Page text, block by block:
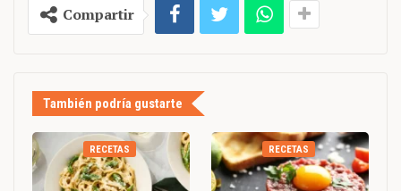
Compartir
También podría gustarte
RECETAS RECETAS